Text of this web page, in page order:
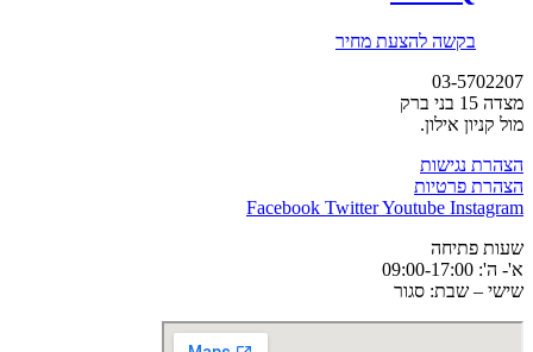
בקשה להצעת מחיר
03-5702207
מצדה 15 בני ברק
מול קניון אילון.
הצהרת נגישות
הצהרת פרטיות
Facebook TwitterYoutube Instagram
שעות פתיחה
א'- ה': 09:00-17:00
שישי – שבת: סגור